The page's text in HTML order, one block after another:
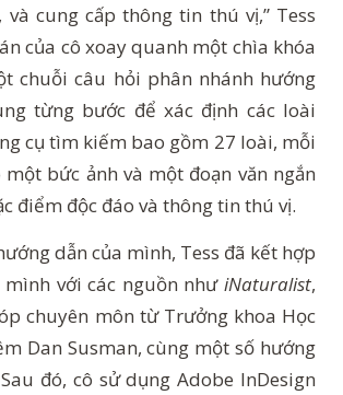
cung cấp thông tin thú vị,” Tess
của cô xoay quanh một chìa khóa
chuỗi câu hỏi phân nhánh hướng
từng bước để xác định các loài
cụ tìm kiếm bao gồm 27 loài, mỗi
bức ảnh và một đoạn văn ngắn
điểm độc đáo và thông tin thú vị.
dẫn của mình, Tess đã kết hợp
với các nguồn như iNaturalist,
chuyên môn từ Trưởng khoa Học
Dan Susman, cùng một số hướng
đó, cô sử dụng Adobe InDesign